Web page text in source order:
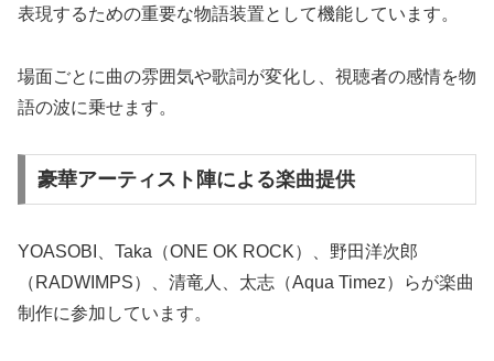
表現するための重要な物語装置として機能しています。
場面ごとに曲の雰囲気や歌詞が変化し、視聴者の感情を物
語の波に乗せます。
豪華アーティスト陣による楽曲提供
YOASOBI、Taka（ONE OK ROCK）、野田洋次郎
（RADWIMPS）、清竜人、太志（Aqua Timez）らが楽曲
制作に参加しています。